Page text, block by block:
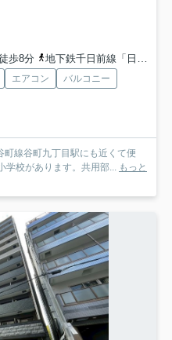
歩8分
地下鉄千日前線「日本橋」駅 徒歩11分
エアコン
バルコニー
線谷町九丁目駅にも近くて便
学校があります。共用部... もっと